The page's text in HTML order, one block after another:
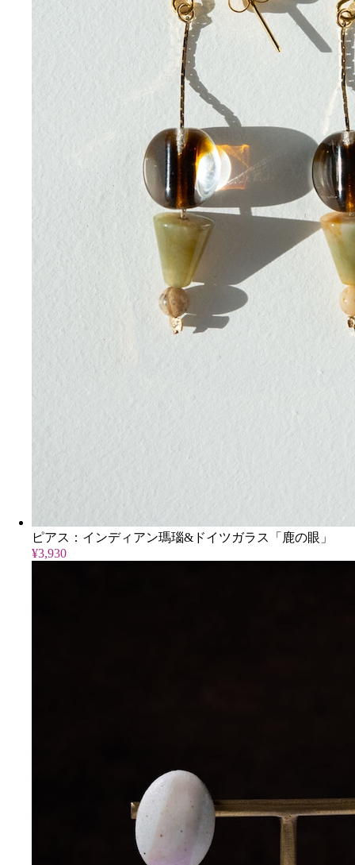
ピアス：インディアン瑪瑙&ドイツガラス「鹿の眼」
¥3,930